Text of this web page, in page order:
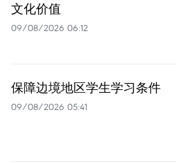
文化价值
09/08/2026 06:12
保障边境地区学生学习条件
09/08/2026 05:41